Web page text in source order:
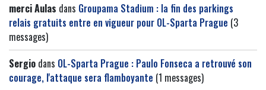
merci Aulas dans Groupama Stadium : la fin des parkings
relais gratuits entre en vigueur pour OL-Sparta Prague (3
messages)
Sergio dans OL-Sparta Prague : Paulo Fonseca a retrouvé son
courage, l'attaque sera flamboyante (1 messages)